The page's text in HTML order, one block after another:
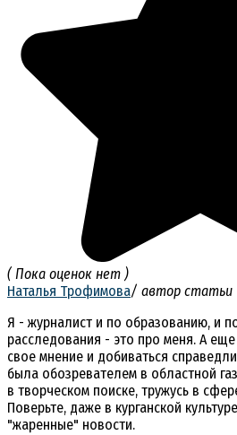
( Пока оценок нет )
Наталья Трофимова/ автор статьи
Я - журналист и по образованию, и
расследования - это про меня. А
свое мнение и добиваться
была обозревателем в областной
в творческом поиске, тружусь в
Поверьте, даже в курганской
"жаренные" новости.